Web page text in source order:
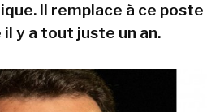
Il remplace à ce poste
y a tout juste un an.